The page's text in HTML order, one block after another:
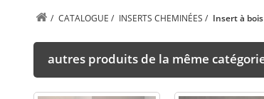
/ CATALOGUE / INSERTS CHEMINÉES / Insert à
autres produits de la même